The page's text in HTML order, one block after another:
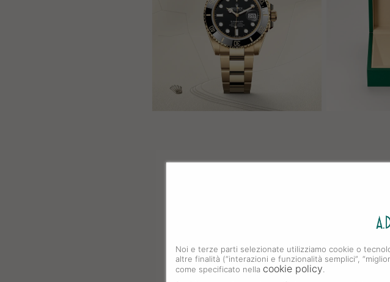
Noi e terze parti selezionate utilizziamo cookie o
altre finalità (“interazioni e funzionalità semplici”,
come specificato nella cookie policy